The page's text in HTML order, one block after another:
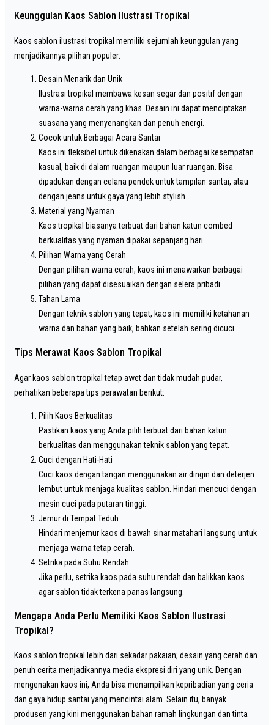
Keunggulan Kaos Sablon Ilustrasi Tropikal
Kaos sablon ilustrasi tropikal memiliki sejumlah keunggulan yang
menjadikannya pilihan populer:
Desain Menarik dan Unik
Ilustrasi tropikal membawa kesan segar dan positif dengan
warna-warna cerah yang khas. Desain ini dapat menciptakan
suasana yang menyenangkan dan penuh energi.
Cocok untuk Berbagai Acara Santai
Kaos ini fleksibel untuk dikenakan dalam berbagai kesempatan
kasual, baik di dalam ruangan maupun luar ruangan. Bisa
dipadukan dengan celana pendek untuk tampilan santai, atau
dengan jeans untuk gaya yang lebih stylish.
Material yang Nyaman
Kaos tropikal biasanya terbuat dari bahan katun combed
berkualitas yang nyaman dipakai sepanjang hari.
Pilihan Warna yang Cerah
Dengan pilihan warna cerah, kaos ini menawarkan berbagai
pilihan yang dapat disesuaikan dengan selera pribadi.
Tahan Lama
Dengan teknik sablon yang tepat, kaos ini memiliki ketahanan
warna dan bahan yang baik, bahkan setelah sering dicuci.
Tips Merawat Kaos Sablon Tropikal
Agar kaos sablon tropikal tetap awet dan tidak mudah pudar,
perhatikan beberapa tips perawatan berikut:
Pilih Kaos Berkualitas
Pastikan kaos yang Anda pilih terbuat dari bahan katun
berkualitas dan menggunakan teknik sablon yang tepat.
Cuci dengan Hati-Hati
Cuci kaos dengan tangan menggunakan air dingin dan deterjen
lembut untuk menjaga kualitas sablon. Hindari mencuci dengan
mesin cuci pada putaran tinggi.
Jemur di Tempat Teduh
Hindari menjemur kaos di bawah sinar matahari langsung untuk
menjaga warna tetap cerah.
Setrika pada Suhu Rendah
Jika perlu, setrika kaos pada suhu rendah dan balikkan kaos
agar sablon tidak terkena panas langsung.
Mengapa Anda Perlu Memiliki Kaos Sablon Ilustrasi
Tropikal?
Kaos sablon tropikal lebih dari sekadar pakaian; desain yang cerah dan
penuh cerita menjadikannya media ekspresi diri yang unik. Dengan
mengenakan kaos ini, Anda bisa menampilkan kepribadian yang ceria
dan gaya hidup santai yang mencintai alam. Selain itu, banyak
produsen yang kini menggunakan bahan ramah lingkungan dan tinta